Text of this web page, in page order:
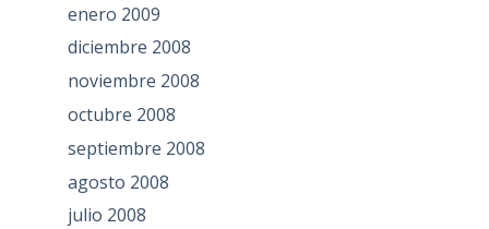
enero 2009
diciembre 2008
noviembre 2008
octubre 2008
septiembre 2008
agosto 2008
julio 2008